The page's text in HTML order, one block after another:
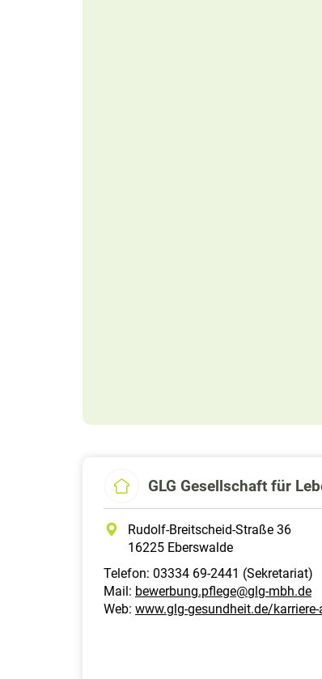
GLG Gesellschaft für
Rudolf-Breitscheid-Straße 36
16225 Eberswalde
Telefon: 03334 69-2441 (Sekretariat)
Mail: bewerbung.pflege@glg-mbh.de
Web: www.glg-gesundheit.de/